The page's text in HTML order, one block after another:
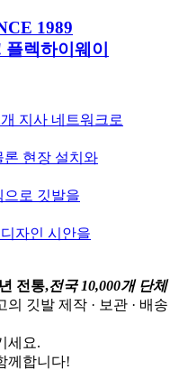
1989
플렉하이웨이
지사 네트워크로
론 현장 설치와
으로 깃발을
자인 시안을
전통,전국 10,000개 단체
깃발 제작 · 보관 · 배송
세요.
께합니다!